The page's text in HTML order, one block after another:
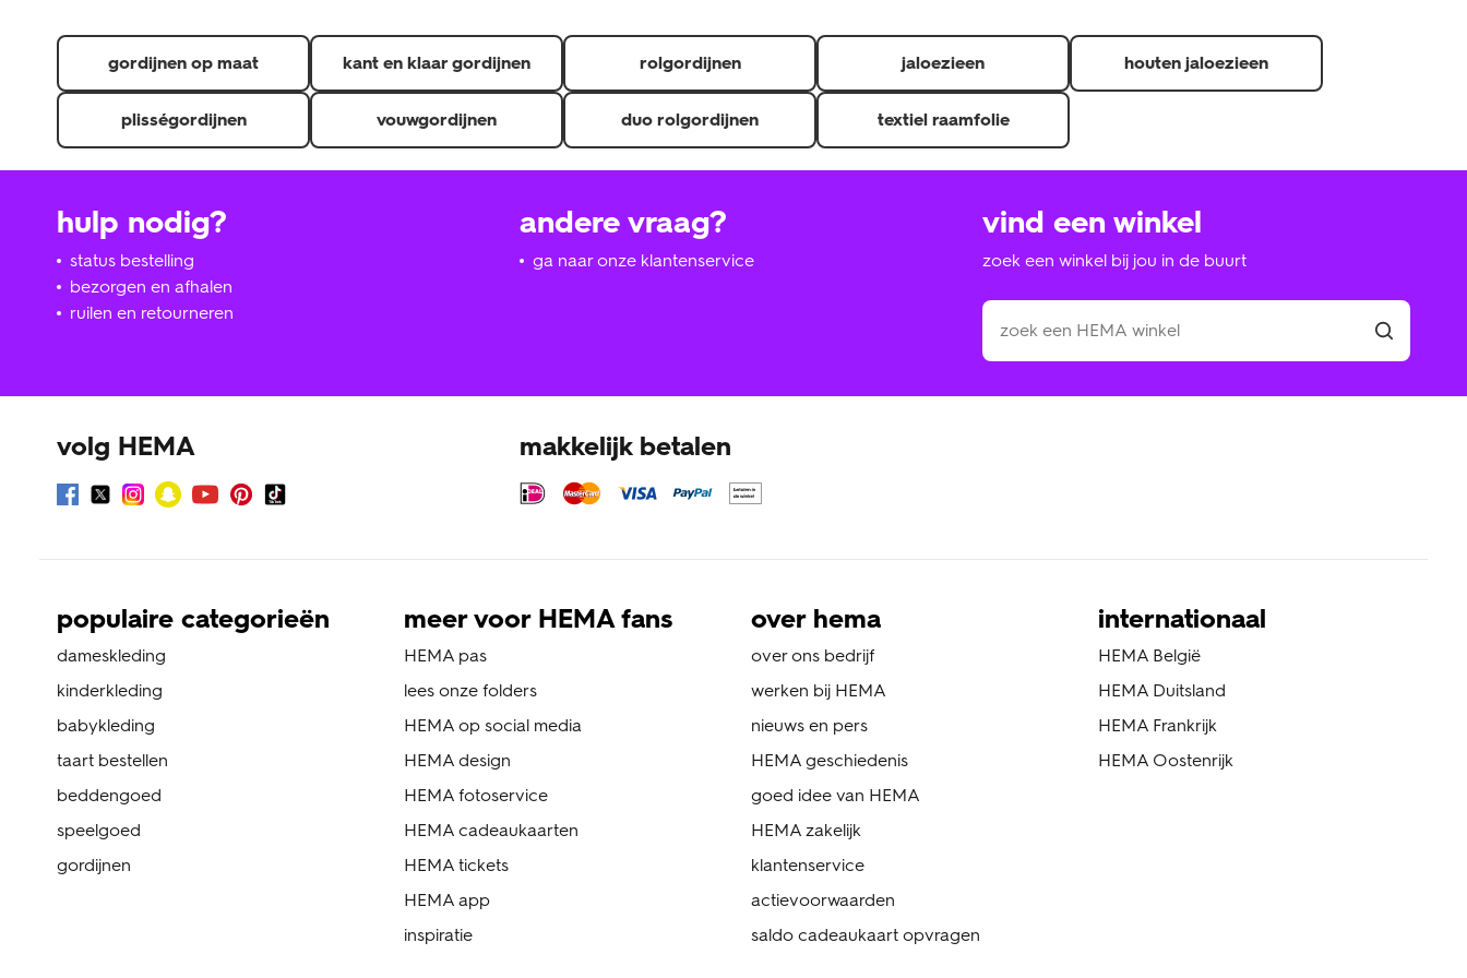
gordijnen op maat kant en klaar gordijnen rolgordijnen jaloezieen houten jaloezieen
plisségordijnen vouwgordijnen duo rolgordijnen textiel raamfolie
hulp nodig?
status bestelling
bezorgen en afhalen
ruilen en retourneren
andere vraag?
ga naar onze klantenservice
vind een winkel
zoek een winkel bij jou in de buurt
volg HEMA makkelijk betalen
populaire categorieën
dameskleding
kinderkleding
babykleding
taart bestellen
beddengoed
speelgoed
gordijnen
meer voor HEMA fans
HEMA pas
lees onze folders
HEMA op social media
HEMA design
HEMA fotoservice
HEMA cadeaukaarten
HEMA tickets
HEMA app
inspiratie
over hema
over ons bedrijf
werken bij HEMA
nieuws en pers
HEMA geschiedenis
goed idee van HEMA
HEMA zakelijk
klantenservice
actievoorwaarden
saldo cadeaukaart opvragen
internationaal
HEMA België
HEMA Duitsland
HEMA Frankrijk
HEMA Oostenrijk